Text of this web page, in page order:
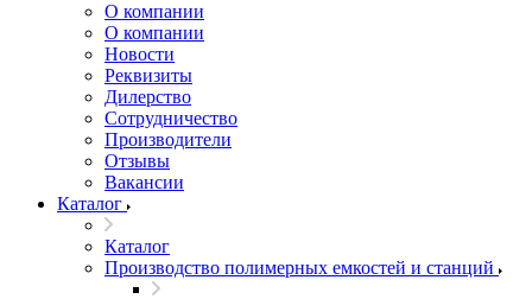
О компании
О компании
Новости
Реквизиты
Дилерство
Сотрудничество
Производители
Отзывы
Вакансии
Каталог
Каталог
Производство полимерных емкостей и станций